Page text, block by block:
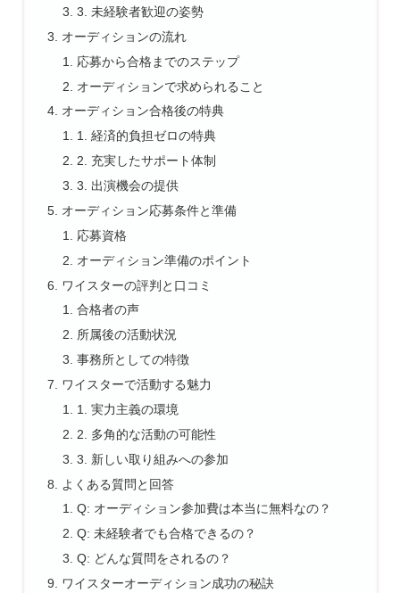
3. 未経験者歓迎の姿勢
オーディションの流れ
応募から合格までのステップ
オーディションで求められること
オーディション合格後の特典
1. 経済的負担ゼロの特典
2. 充実したサポート体制
3. 出演機会の提供
オーディション応募条件と準備
応募資格
オーディション準備のポイント
ワイスターの評判と口コミ
合格者の声
所属後の活動状況
事務所としての特徴
ワイスターで活動する魅力
1. 実力主義の環境
2. 多角的な活動の可能性
3. 新しい取り組みへの参加
よくある質問と回答
Q: オーディション参加費は本当に無料なの？
Q: 未経験者でも合格できるの？
Q: どんな質問をされるの？
ワイスターオーディション成功の秘訣